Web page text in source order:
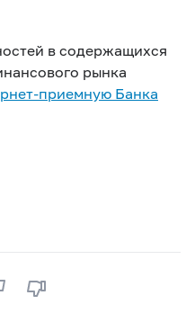
в содержащихся
рынка
приемную Банка